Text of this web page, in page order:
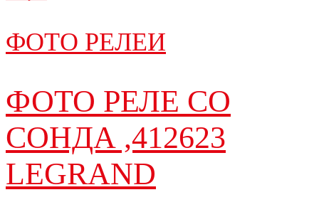
ФОТО РЕЛЕИ
ФОТО РЕЛЕ СО
СОНДА ,412623
LEGRAND